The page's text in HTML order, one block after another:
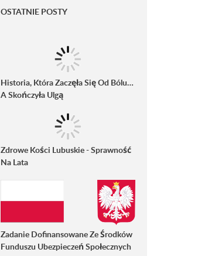
OSTATNIE POSTY
Historia, Która Zaczęła Się Od Bólu…
A Skończyła Ulgą
Zdrowe Kości Lubuskie - Sprawność
Na Lata
Zadanie Dofinansowane Ze Środków
Funduszu Ubezpieczeń Społecznych